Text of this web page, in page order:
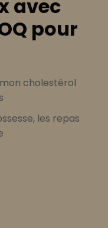
avec
pour
cholestérol
les repas